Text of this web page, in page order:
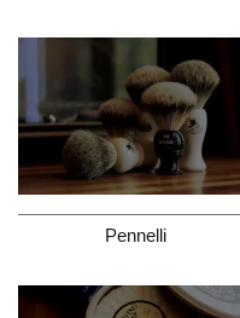
Pennelli